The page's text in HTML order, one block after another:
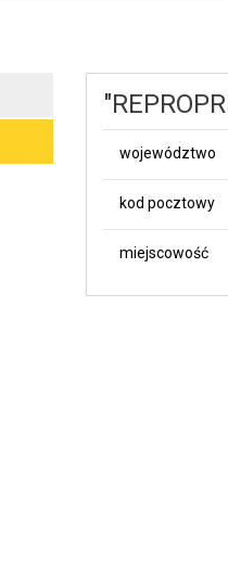
województwo
kod pocztowy
miejscowość